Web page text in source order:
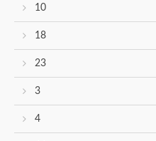
10
18
23
3
4